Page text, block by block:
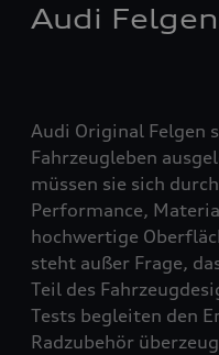
Audi
Audi Original Felgen
Fahrzeugleben
müssen sie sich
Performance,
hochwertige
steht außer Frage,
Teil des
Tests begleiten den
Radzubehör